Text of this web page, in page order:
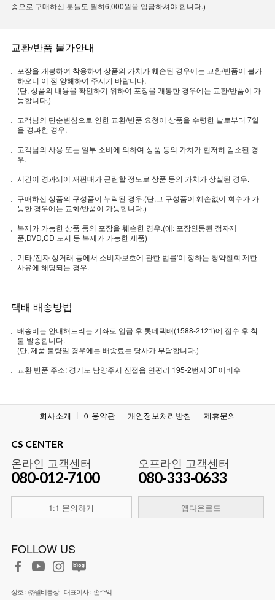
송으로 구매하신 분들도 필히6,000원을 입금하셔야 합니다.)
교환/반품 불가안내
포장을 개봉하여 착용하여 상품의 가치가 훼손된 경우에는 교환/반품이 불가
하오니 이 점 양해하여 주시기 바랍니다.
(단, 상품의 내용을 확인하기 위하여 포장을 개봉한 경우에는 교환/반품이 가
능합니다.)
고객님의 단순변심으로 인한 교환/반품 요청이 상품을 수령한 날로부터 7일
을 경과한 경우.
고객님의 사용 또는 일부 소비에 의하여 상품 등의 가치가 현저히 감소된 경
우.
시간이 경과되어 재판매가 곤란할 정도로 상품 등의 가치가 상실된 경우.
구매하신 상품의 구성품이 누락된 경우.(단,그 구성품이 훼손없이 회수가 가
능한 경우에는 교화/반품이 가능합니다.)
복제가 가능한 상품 등의 포장을 훼손한 경우.(예: 포장인등된 정자제
품,DVD,CD 도서 등 복제가 가능한 제품)
기타,'전자 상거래 등에서 소비자보호에 관한 법률'이 정하는 청약철회 제한
사유에 해당되는 경우.
택배 배송방법
배송비는 안내해드리는 계좌로 입금 후 롯데택배(1588-2121)에 접수 후 착
불 발송합니다.
(단, 제품 불량일 경우에는 배송료는 당사가 부담합니다.)
교환 반품 주소: 경기도 남양주시 진접읍 연평리 195-2번지 3F 에비수
회사소개 이용약관 개인정보처리방침 제휴문의
CS CENTER
온라인 고객센터
080-012-7100
1:1 문의하기
오프라인 고객센터
080-333-0633
앱다운로드
FOLLOW US
상호 : ㈜월비통상 대표이사 : 손주익